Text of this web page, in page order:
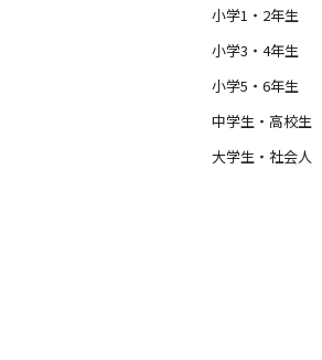
小学1・2年生
小学3・4年生
小学5・6年生
中学生・高校生
大学生・社会人